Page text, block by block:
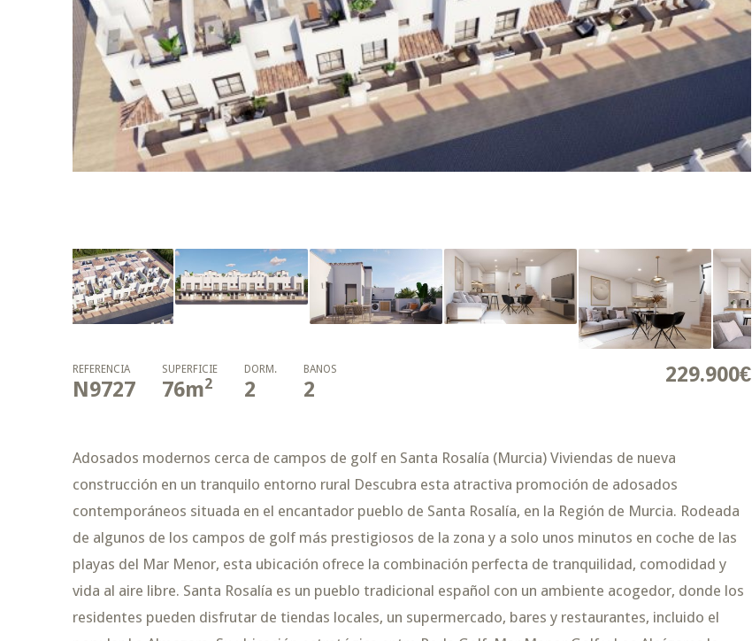
229.900€
REFERENCIA
N9727
SUPERFICIE
76m2
DORM.
2
BAÑOS
2
Adosados modernos cerca de campos de golf en Santa Rosalía (Murcia) Viviendas de nueva
construcción en un tranquilo entorno rural Descubra esta atractiva promoción de adosados
contemporáneos situada en el encantador pueblo de Santa Rosalía, en la Región de Murcia. Rodeada
de algunos de los campos de golf más prestigiosos de la zona y a solo unos minutos en coche de las
playas del Mar Menor, esta ubicación ofrece la combinación perfecta de tranquilidad, comodidad y
vida al aire libre. Santa Rosalía es un pueblo tradicional español con un ambiente acogedor, donde los
residentes pueden disfrutar de tiendas locales, un supermercado, bares y restaurantes, incluido el